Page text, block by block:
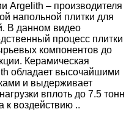
Argelith – производителя
напольной плитки для
В данном видео
процесс плитки
компонентов до
Керамическая
обладает высочайшими
и выдерживает
вплоть до 7.5 тонн
к воздействию ..